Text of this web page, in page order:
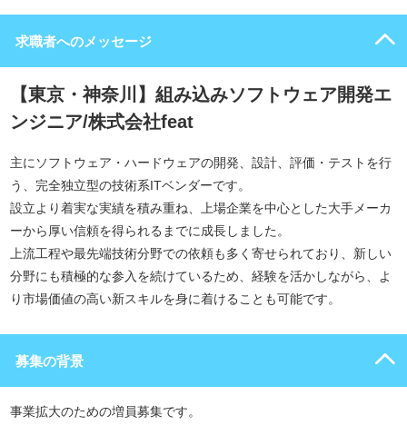
求職者へのメッセージ
【東京・神奈川】組み込みソフトウェア開発エ
ンジニア/株式会社feat
主にソフトウェア・ハードウェアの開発、設計、評価・テストを行
う、完全独立型の技術系ITベンダーです。
設立より着実な実績を積み重ね、上場企業を中心とした大手メーカ
ーから厚い信頼を得られるまでに成長しました。
上流工程や最先端技術分野での依頼も多く寄せられており、新しい
分野にも積極的な参入を続けているため、経験を活かしながら、よ
り市場価値の高い新スキルを身に着けることも可能です。
募集の背景
事業拡大のための増員募集です。